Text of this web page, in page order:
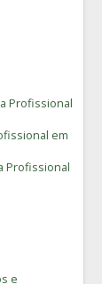
Profissional
em
Profissional
e